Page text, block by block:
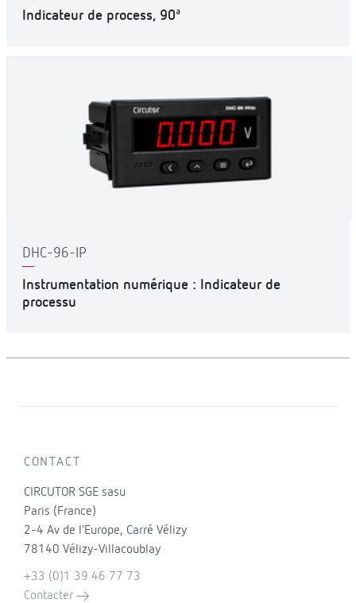
Indicateur de process, 90ª
DHC-96-IP
Instrumentation numérique : Indicateur de
processu
CONTACT
CIRCUTOR SGE sasu
Paris (France)
2-4 Av de l’Europe, Carré Vélizy
78140 Vélizy-Villacoublay
+33 (0)1 39 46 77 73
Contacter